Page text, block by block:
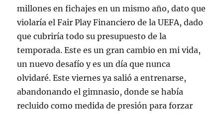
millones en fichajes en un mismo año, dato que
violaría el Fair Play Financiero de la UEFA, dado
que cubriría todo su presupuesto de la
temporada. Este es un gran cambio en mi vida,
un nuevo desafío y es un día que nunca
olvidaré. Este viernes ya salió a entrenarse,
abandonando el gimnasio, donde se había
recluido como medida de presión para forzar